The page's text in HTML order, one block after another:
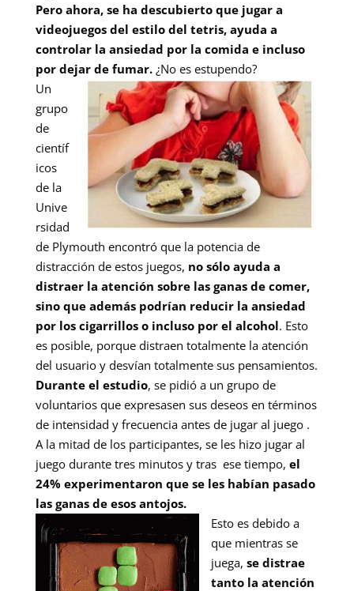
Pero ahora, se ha descubierto que jugar a
videojuegos del estilo del tetris, ayuda a
controlar la ansiedad por la comida e incluso
por dejar de fumar.¿Noes estupendo?
Un
grupo
de
científ
icos
de la
Unive
rsidad
de Plymouth encontró que la potencia de
distracción de estos juegos, no sólo ayuda a
distraer la atención sobre las ganas de comer,
sino que además podrían reducir la ansiedad
por los cigarrillos o incluso por el alcohol. Esto
es posible, porque distraen totalmente la atención
del usuario y desvían totalmente sus pensamientos.
Durante el estudio, se pidió a un grupo de
voluntarios que expresasen sus deseos en términos
de intensidad y frecuencia antes de jugar al juego .
A la mitad de los participantes, se les hizo jugar al
juego durante tres minutos y tras ese tiempo, el
24% experimentaron que se les habían pasado
las ganas de esos antojos.
Esto es debido a
que mientras se
juega, se distrae
tanto la atención